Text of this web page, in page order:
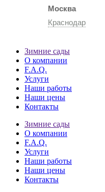
Москва
Краснодар
Зимние сады
О компании
F.A.Q.
Услуги
Наши работы
Наши цены
Контакты
Зимние сады
О компании
F.A.Q.
Услуги
Наши работы
Наши цены
Контакты